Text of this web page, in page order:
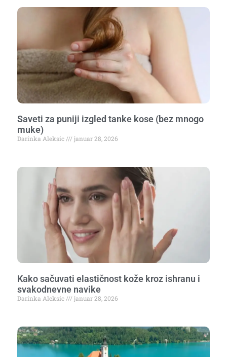
Saveti za puniji izgled tanke kose (bez mnogo
muke)
Darinka Aleksic januar 28, 2026
Kako sačuvati elastičnost kože kroz ishranu i
svakodnevne navike
Darinka Aleksic januar 28, 2026